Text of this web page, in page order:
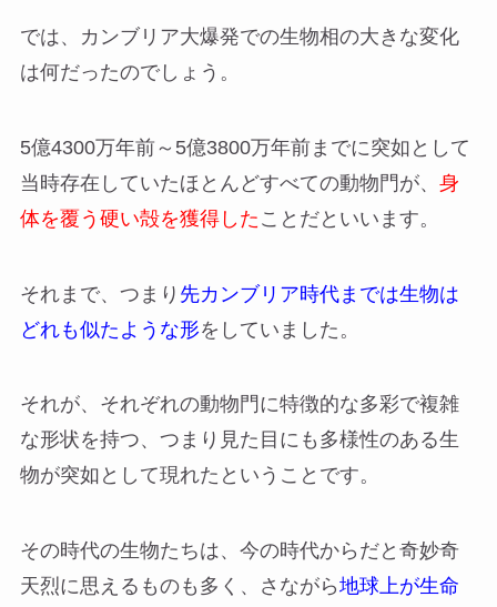
では、カンブリア大爆発での生物相の大きな変化
は何だったのでしょう。
5億4300万年前～5億3800万年前までに突如として
当時存在していたほとんどすべての動物門が、 身
体を覆う硬い殻を獲得した ことだといいます。
それまで、つまり 先カンブリア時代までは生物は
どれも似たような形をしていました。
それが、それぞれの動物門に特徴的な多彩で複雑
な形状を持つ、つまり見た目にも多様性のある生
物が突如として現れたということです。
その時代の生物たちは、今の時代からだと奇妙奇
天烈に思えるものも多く、さながら地球上が生命